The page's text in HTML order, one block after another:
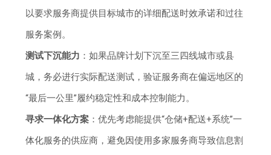
以要求服务商提供目标城市的详细配送时效承诺和过往
服务案例。
测试下沉能力 ：如果品牌计划下沉至三四线城市或县
城，务必进行实际配送测试，验证服务商在偏远地区的
“最后一公里”履约稳定性和成本控制能力。
寻求一体化方案 ：优先考虑能提供“仓储+配送+系统”一
体化服务的供应商，避免因使用多家服务商导致信息割